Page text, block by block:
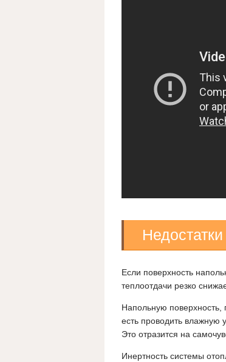
Недостатки
Если поверхность
теплоотдачи резко
Напольную поверхность,
есть проводить влажную
Это отразится на
Инертность системы